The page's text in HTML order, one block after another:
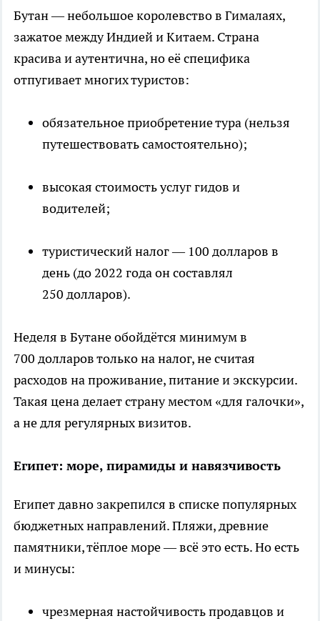
Бутан — небольшое королевство в Гималаях,
зажатое между Индией и Китаем. Страна
красива и аутентична, но её специфика
отпугивает многих туристов:
обязательное приобретение тура (нельзя
путешествовать самостоятельно);
высокая стоимость услуг гидов и
водителей;
туристический налог — 100 долларов в
день (до 2022 года он составлял
250 долларов).
Неделя в Бутане обойдётся минимум в
700 долларов только на налог, не считая
расходов на проживание, питание и экскурсии.
Такая цена делает страну местом «для галочки»,
а не для регулярных визитов.
Египет: море, пирамиды и навязчивость
Египет давно закрепился в списке популярных
бюджетных направлений. Пляжи, древние
памятники, тёплое море — всё это есть. Но есть
и минусы:
чрезмерная настойчивость продавцов и